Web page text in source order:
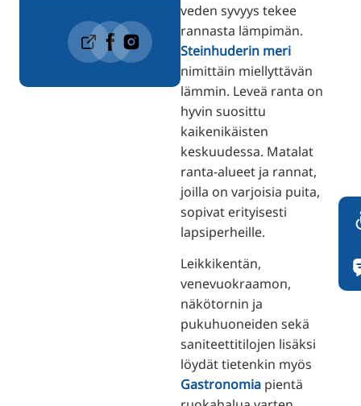
veden syvyys tekee
rannasta lämpimän.
Steinhuderin meri
nimittäin miellyttävän
lämmin. Leveä ranta on
hyvin suosittu
kaikenikäisten
keskuudessa. Matalat
ranta-alueet ja rannat,
joilla on varjoisia puita,
sopivat erityisesti
lapsiperheille.
Leikkikentän,
venevuokraamon,
näkötornin ja
pukuhuoneiden sekä
saniteettitilojen lisäksi
löydät tietenkin myös
Gastronomia pientä